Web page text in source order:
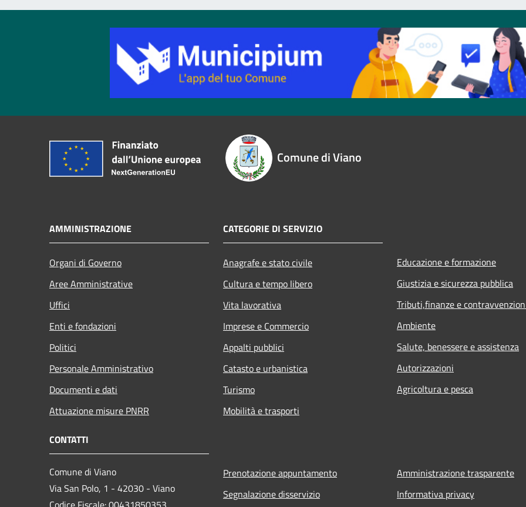
Comune di Viano
AMMINISTRAZIONE
Organi di Governo
Aree Amministrative
Uffici
Enti e fondazioni
Politici
Personale Amministrativo
Documenti e dati
Attuazione misure PNRR
CATEGORIE DI SERVIZIO
Anagrafe e stato civile
Cultura e tempo libero
Vita lavorativa
Imprese e Commercio
Appalti pubblici
Catasto e urbanistica
Turismo
Mobilità e trasporti
Educazione e formazione
Giustizia e sicurezza pubblica
Tributi,finanze e
Ambiente
Salute, benessere e assistenza
Autorizzazioni
Agricoltura e pesca
CONTATTI
Comune di Viano
Via San Polo, 1 - 42030 - Viano
Prenotazione appuntamento
Segnalazione disservizio
Amministrazione trasparente
Informativa privacy